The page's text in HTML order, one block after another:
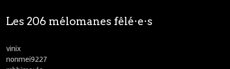
Les 206 mélomanes fêlé⋅e⋅s
vinix
nonmei9227